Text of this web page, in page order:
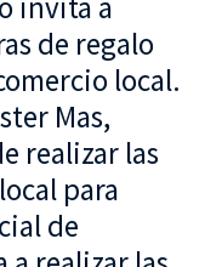
de regalo
local.
Mas,
realizar las
para
de